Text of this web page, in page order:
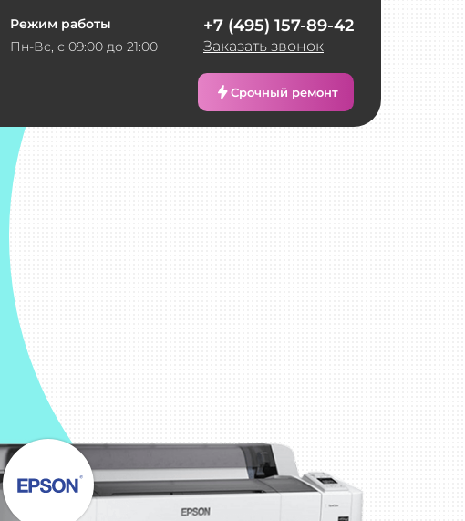
Режим работы
Пн-Вс, с 09:00 до 21:00
+7 (495) 157-89-42
Заказать звонок
Срочный ремонт